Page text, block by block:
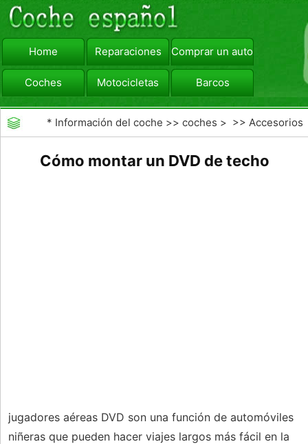
Home Reparaciones Comprar un automóvil
Coches Motocicletas Barcos
viajar Camiones
* Información del coche >>coches > >>Accesorios
Cómo montar un DVD de techo
jugadores aéreas DVD son una función de automóviles
niñeras que pueden hacer viajes largos más fácil en la